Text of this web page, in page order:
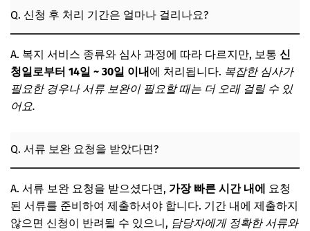
Q. 신청 후 처리 기간은 얼마나 걸리나요?
A. 복지 서비스 종류와 심사 과정에 따라 다르지만, 보통 신
청일로부터 14일 ~ 30일 이내 에 처리됩니다. 복잡한 심사가
필요한 경우나 서류 보완이 필요할 때는 더 오래 걸릴 수 있
어요.
Q. 서류 보완 요청을 받았다면?
A. 서류 보완 요청을 받으셨다면, 가장 빠른 시간 내에 요청
된 서류를 준비하여 제출하셔야 합니다. 기간 내에 제출하지
않으면 신청이 반려될 수 있으니, 담당자에게 정확한 서류와